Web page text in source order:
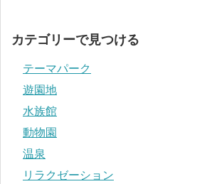
カテゴリーで見つける
テーマパーク
遊園地
水族館
動物園
温泉
リラクゼーション